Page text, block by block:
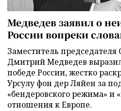
Медведев заявил о
России вопреки
Заместитель председателя
Дмитрий Медведев
победе России, жестко
Урсулу фон дер Ляйен за
«бендеровского режима» и
отношения к Европе.